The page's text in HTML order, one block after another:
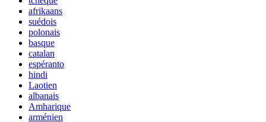
afrikaans
suédois
polonais
basque
catalan
espéranto
hindi
Laotien
albanais
Amharique
arménien